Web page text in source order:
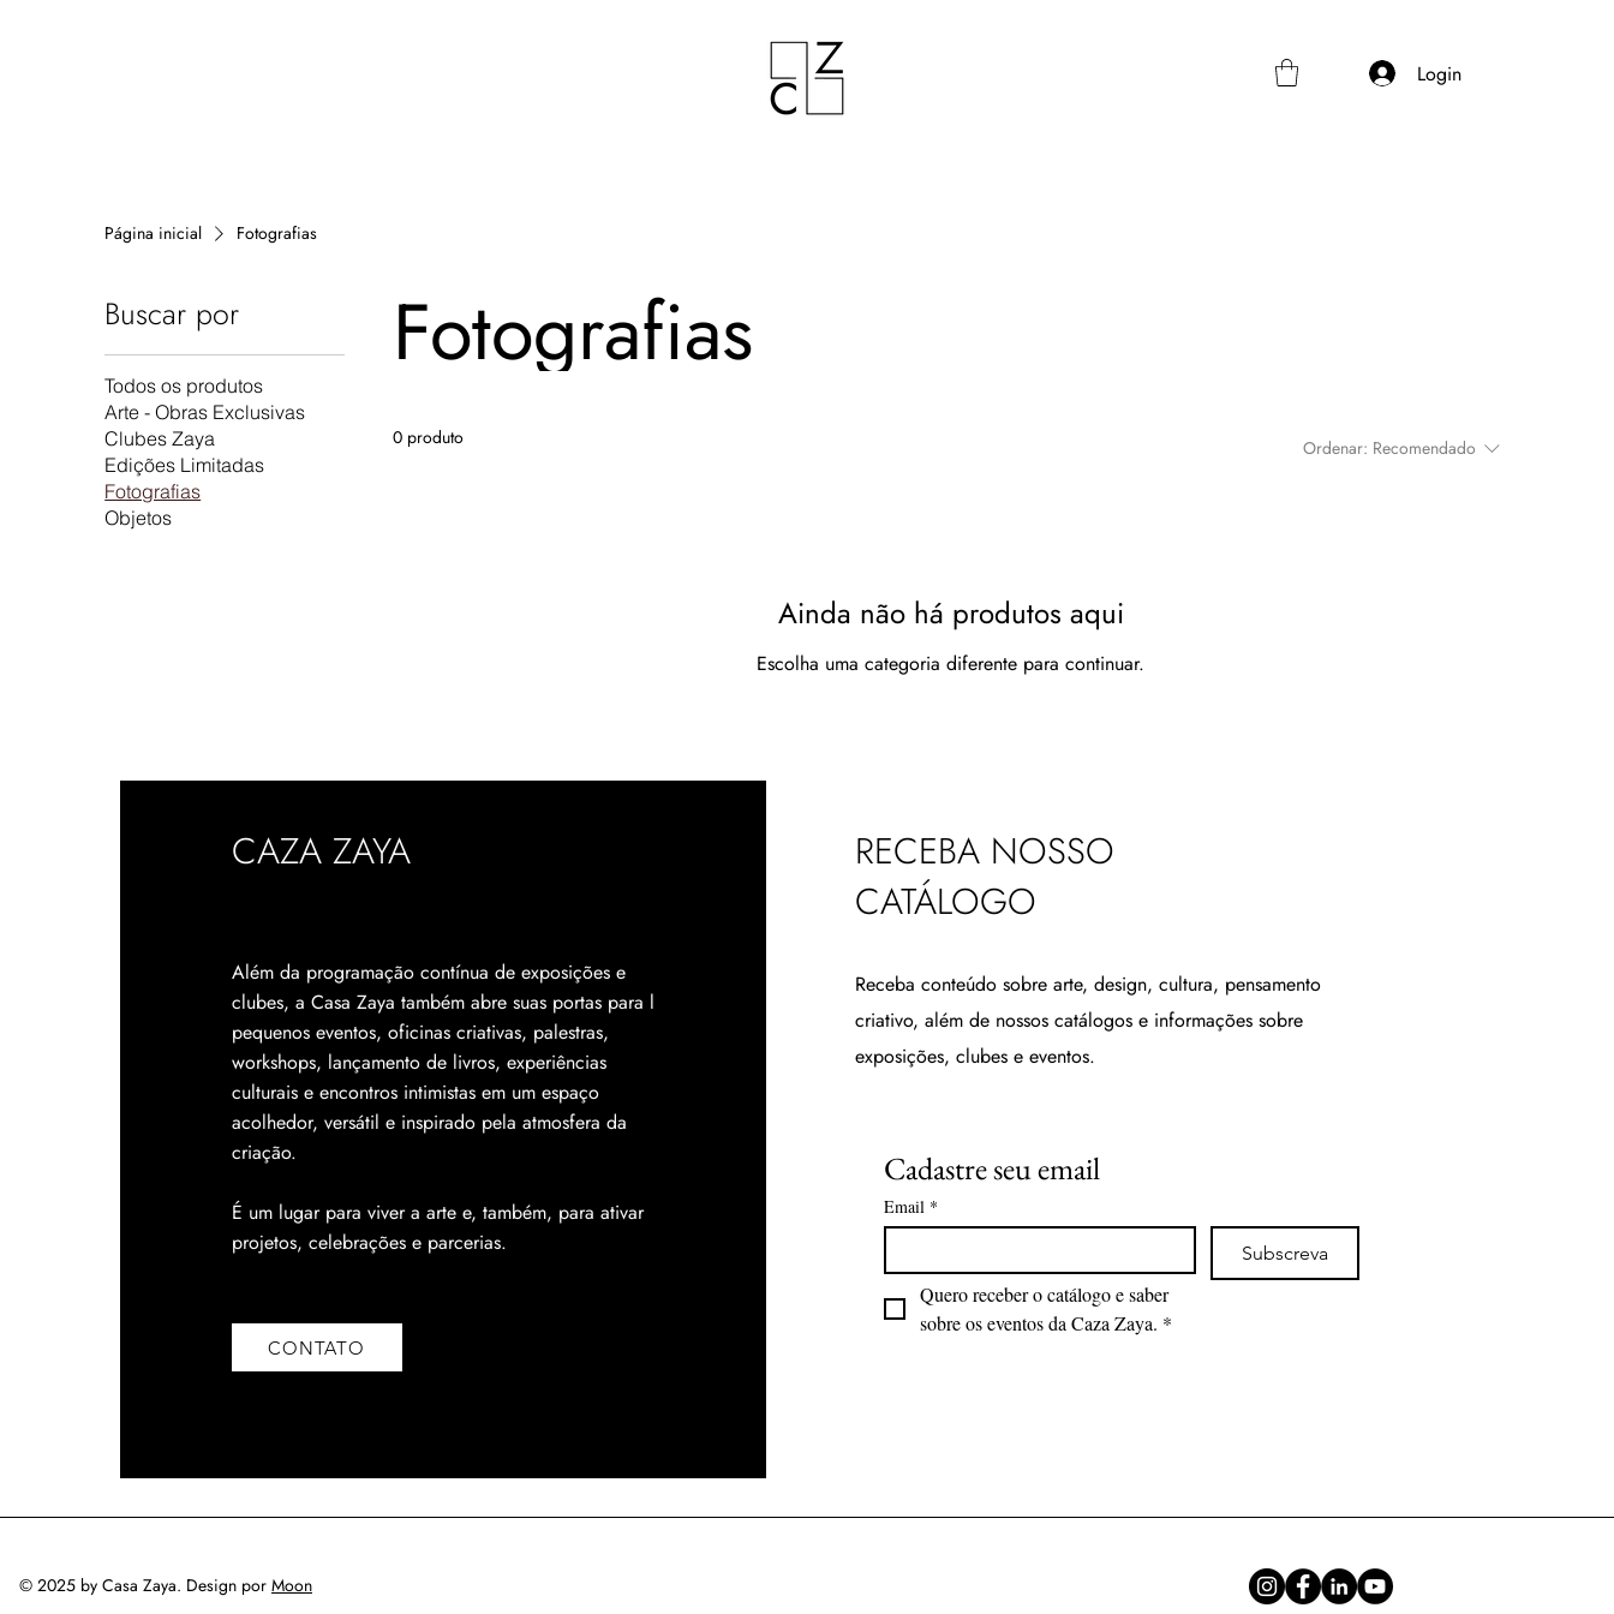
Login
Página inicial Fotografias
Buscar por
Todos os produtos
Arte - Obras Exclusivas
Clubes Zaya
Edições Limitadas
Fotografias
Objetos
Fotografias
0 produto Ordenar: Recomendado
Ainda não há produtos aqui
Escolha uma categoria diferente para continuar.
CAZA ZAYA
Além da programação contínua de exposições e
clubes, a Casa Zaya também abre suas portas para l
pequenos eventos, oficinas criativas, palestras,
workshops, lançamento de livros, experiências
culturais e encontros intimistas em um espaço
acolhedor, versátil e inspirado pela atmosfera da
criação.
É um lugar para viver a arte e, também, para ativar
projetos, celebrações e parcerias.
CONTATO
RECEBA NOSSO
CATÁLOGO
Receba conteúdo sobre arte, design, cultura, pensamento
criativo, além de nossos catálogos e informações sobre
exposições, clubes e eventos.
Cadastre seu email
Email *
Subscreva
Quero receber o catálogo e saber
sobre os eventos da Caza Zaya. *
© 2025 by Casa Zaya. Design por Moon